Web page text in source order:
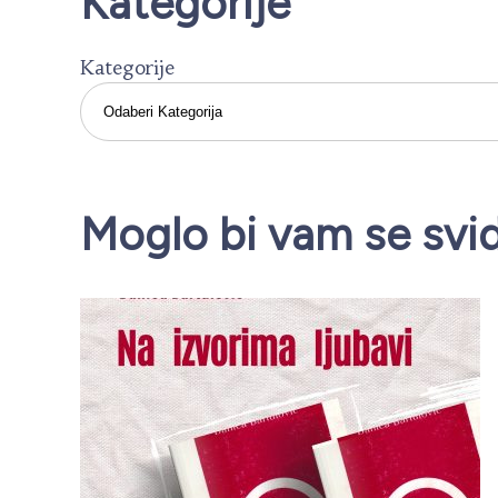
Kategorije
Moglo bi vam se